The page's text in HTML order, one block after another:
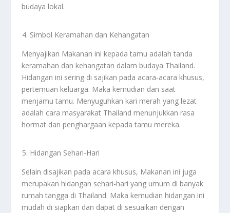
budaya lokal.
Simbol Keramahan dan Kehangatan
Menyajikan Makanan ini kepada tamu adalah tanda
keramahan dan kehangatan dalam budaya Thailand.
Hidangan ini sering di sajikan pada acara-acara khusus,
pertemuan keluarga. Maka kemudian dan saat
menjamu tamu. Menyuguhkan kari merah yang lezat
adalah cara masyarakat Thailand menunjukkan rasa
hormat dan penghargaan kepada tamu mereka.
Hidangan Sehari-Hari
Selain disajikan pada acara khusus, Makanan ini juga
merupakan hidangan sehari-hari yang umum di banyak
rumah tangga di Thailand. Maka kemudian hidangan ini
mudah di siapkan dan dapat di sesuaikan dengan